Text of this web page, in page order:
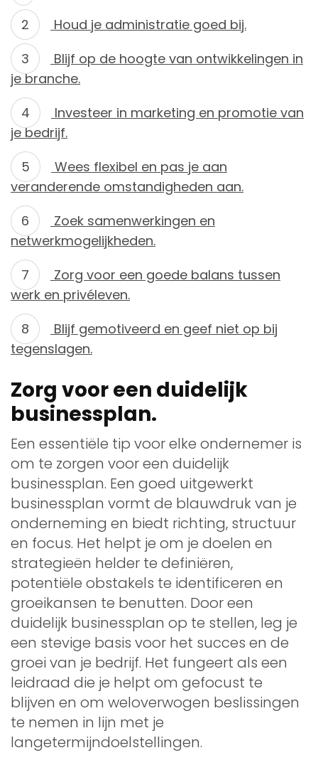
Houd je administratie goed bij.
Blijf op de hoogte van ontwikkelingen in
je branche.
Investeer in marketing en promotie van
je bedrijf.
Wees flexibel en pas je aan
veranderende omstandigheden aan.
Zoek samenwerkingen en
netwerkmogelijkheden.
Zorg voor een goede balans tussen
werk en privéleven.
Blijf gemotiveerd en geef niet op bij
tegenslagen.
Zorg voor een duidelijk
businessplan.
Een essentiële tip voor elke ondernemer is
om te zorgen voor een duidelijk
businessplan. Een goed uitgewerkt
businessplan vormt de blauwdruk van je
onderneming en biedt richting, structuur
en focus. Het helpt je om je doelen en
strategieën helder te definiëren,
potentiële obstakels te identificeren en
groeikansen te benutten. Door een
duidelijk businessplan op te stellen, leg je
een stevige basis voor het succes en de
groei van je bedrijf. Het fungeert als een
leidraad die je helpt om gefocust te
blijven en om weloverwogen beslissingen
te nemen in lijn met je
langetermijndoelstellingen.